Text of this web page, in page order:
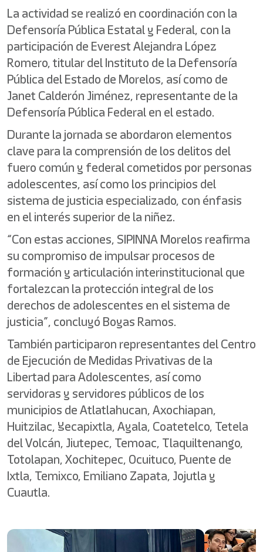
La actividad se realizó en coordinación con la
Defensoría Pública Estatal y Federal, con la
participación de Everest Alejandra López
Romero, titular del Instituto de la Defensoría
Pública del Estado de Morelos, así como de
Janet Calderón Jiménez, representante de la
Defensoría Pública Federal en el estado.
Durante la jornada se abordaron elementos
clave para la comprensión de los delitos del
fuero común y federal cometidos por personas
adolescentes, así como los principios del
sistema de justicia especializado, con énfasis
en el interés superior de la niñez.
“Con estas acciones, SIPINNA Morelos reafirma
su compromiso de impulsar procesos de
formación y articulación interinstitucional que
fortalezcan la protección integral de los
derechos de adolescentes en el sistema de
justicia”, concluyó Boyas Ramos.
También participaron representantes del Centro
de Ejecución de Medidas Privativas de la
Libertad para Adolescentes, así como
servidoras y servidores públicos de los
municipios de Atlatlahucan, Axochiapan,
Huitzilac, Yecapixtla, Ayala, Coatetelco, Tetela
del Volcán, Jiutepec, Temoac, Tlaquiltenango,
Totolapan, Xochitepec, Ocuituco, Puente de
Ixtla, Temixco, Emiliano Zapata, Jojutla y
Cuautla.